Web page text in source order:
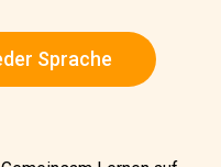
Sprache